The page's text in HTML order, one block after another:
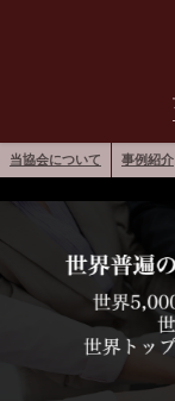
当協会について 事例紹介